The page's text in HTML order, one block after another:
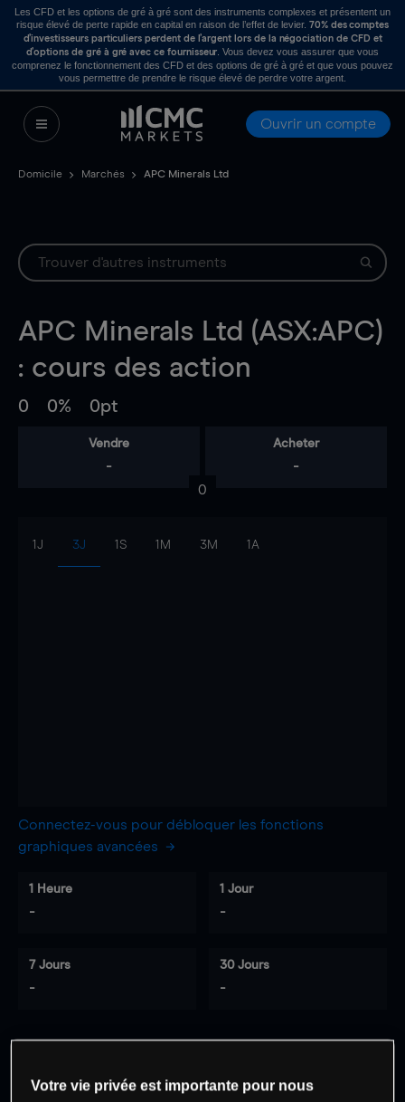
Les CFD et les options de gré à gré sont des instruments complexes et présentent un
risque élevé de perte rapide en capital en raison de l’effet de levier. 70% des comptes
d’investisseurs particuliers perdent de l’argent lors de la négociation de CFD et
d’options de gré à gré avec ce fournisseur . Vous devez vous assurer que vous
comprenez le fonctionnement des CFD et des options de gré à gré et que vous pouvez
vous permettre de prendre le risque élevé de perdre votre argent.
Ouvrir un compte
Domicile Marchés APC Minerals Ltd
APC Minerals Ltd (ASX:APC)
: cours des action
0 0% 0pt
Vendre
-
Acheter
-
0
1J 3J 1S 1M 3M 1A
Connectez-vous pour débloquer les fonctions
graphiques avancées
1 Heure
-
1 Jour
-
7 Jours
-
30 Jours
-
cet actif
Votre vie privée est importante pour nous